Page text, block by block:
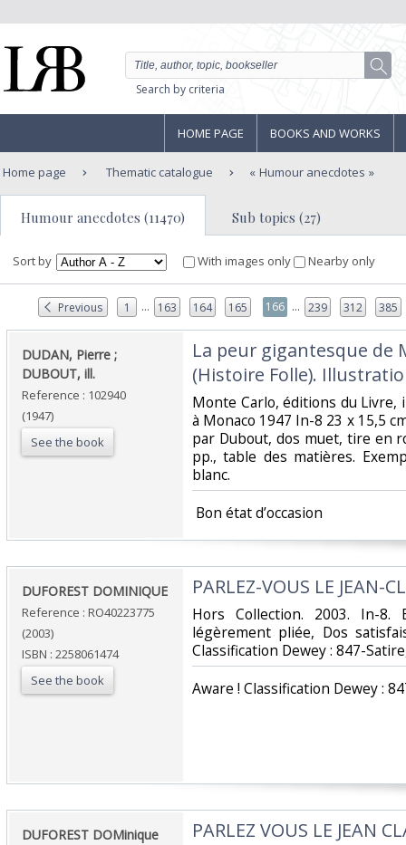
Search by criteria
HOME PAGE BOOKS AND WORKS
Home page Thematic catalogue Humour anecdotes
Humour anecdotes (11470) Sub topics (27)
Sort by With images only Nearby only
Previous 1 ... 163 164 165 166 ... 239 312 385
‎DUDAN, Pierre ;
DUBOUT, ill.‎
Reference : 102940
(1947)
See the book
‎La peur gigantesque de
(Histoire Folle).
‎Monte Carlo, éditions du Livre,
à Monaco 1947 In-8 23 x 15,5
par Dubout, dos muet, tire en
pp., table des matières.
blanc.‎
‎ Bon état d’occasion ‎
‎DUFOREST DOMINIQUE‎
Reference : RO40223775
(2003)
ISBN : 2258061474
See the book
‎PARLEZ-VOUS LE JEAN-
‎Hors Collection. 2003. In-8.
légèrement pliée, Dos
Classification Dewey : 847-
‎Aware ! Classification Dewey :
‎DUFOREST DOMinique‎ ‎PARLEZ VOUS LE JEAN